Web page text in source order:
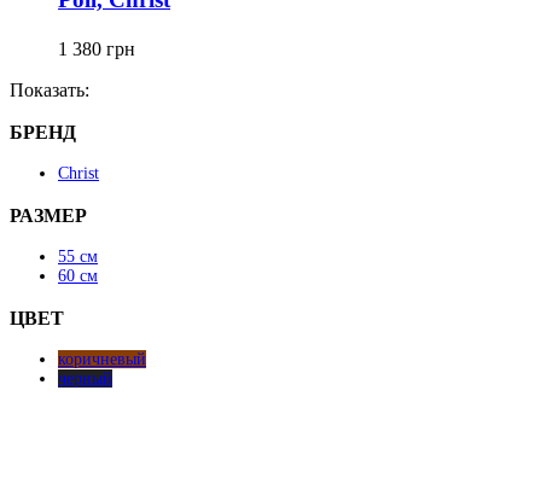
1 380 грн
Показать:
БРЕНД
Christ
РАЗМЕР
55 см
60 см
ЦВЕТ
коричневый
черный